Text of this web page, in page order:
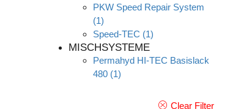
PKW Speed Repair System
(1)
Speed-TEC (1)
MISCHSYSTEME
Permahyd HI-TEC Basislack
480 (1)
Clear Filter